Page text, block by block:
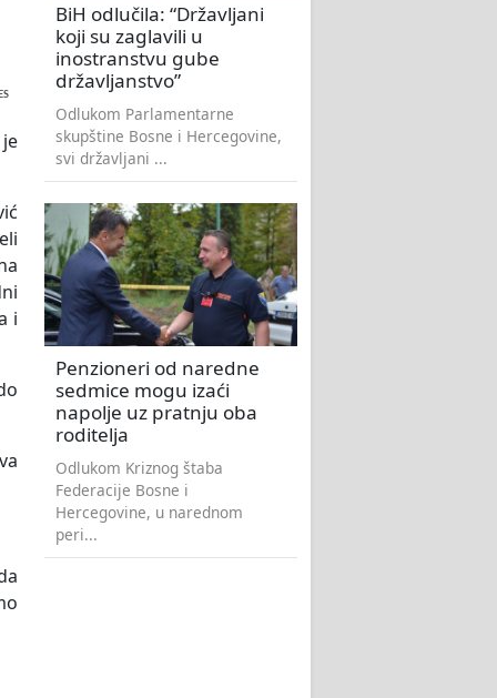
i
BiH odlučila: “Državljani
koji su zaglavili u
inostranstvu gube
državljanstvo”
Odlukom Parlamentarne
skupštine Bosne i Hercegovine,
svi državljani ...
Penzioneri od naredne
sedmice mogu izaći
napolje uz pratnju oba
roditelja
Odlukom Kriznog štaba
Federacije Bosne i
Hercegovine, u narednom
peri...